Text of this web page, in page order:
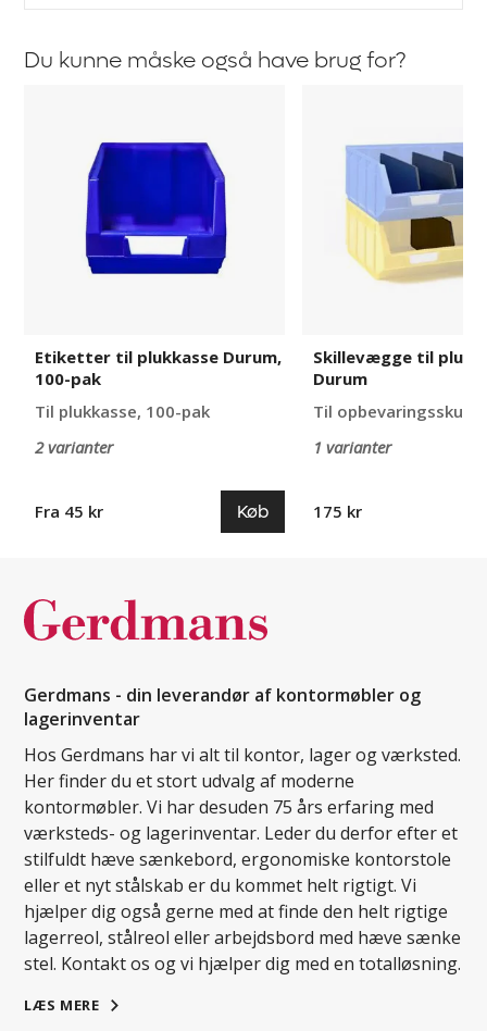
Du kunne måske også have brug for?
plukkasse
Durum,
Etiketter til plukkasse Durum,
100-pak
Til plukkasse, 100-pak
2 varianter
Fra 45 kr Køb
plukkasse
Skillevægge til
Durum
Til
1 varianter
175 kr
Gerdmans - din leverandør af kontormøbler og
lagerinventar
Hos Gerdmans har vi alt til kontor, lager og værksted.
Her finder du et stort udvalg af moderne
kontormøbler. Vi har desuden 75 års erfaring med
værksteds- og lagerinventar. Leder du derfor efter et
stilfuldt hæve sænkebord, ergonomiske kontorstole
eller et nyt stålskab er du kommet helt rigtigt. Vi
hjælper dig også gerne med at finde den helt rigtige
lagerreol, stålreol eller arbejdsbord med hæve sænke
stel. Kontakt os og vi hjælper dig med en totalløsning.
LÆS MERE